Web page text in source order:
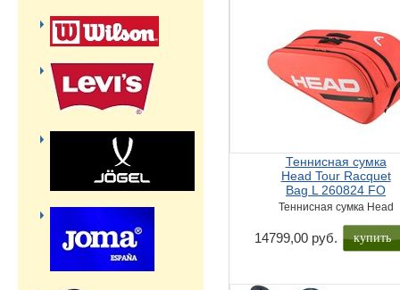
Теннисная сумка
Head Tour Racquet
Bag L 260824 FO
Теннисная сумка Head
14799,00 руб. купить